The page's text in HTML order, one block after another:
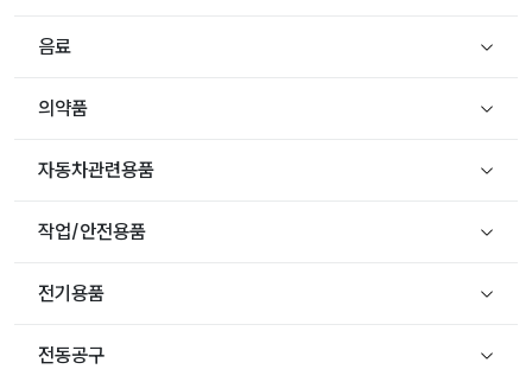
음료
의약품
자동차관련용품
작업/안전용품
전기용품
전동공구